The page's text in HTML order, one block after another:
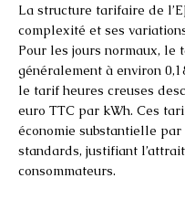
La structure tarifaire de
complexité et ses
Pour les jours normaux, le
généralement à environ
le tarif heures creuses
euro TTC par kWh. Ces
économie substantielle
standards, justifiant
consommateurs.